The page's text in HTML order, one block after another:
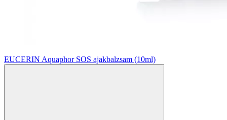
EUCERIN Aquaphor SOS ajakbalzsam (10ml)